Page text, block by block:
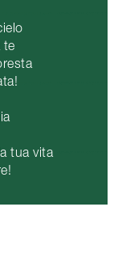
te
tua vita